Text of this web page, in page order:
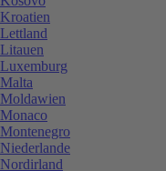
Kroatien
Lettland
Litauen
Luxemburg
Malta
Moldawien
Monaco
Montenegro
Niederlande
Nordirland